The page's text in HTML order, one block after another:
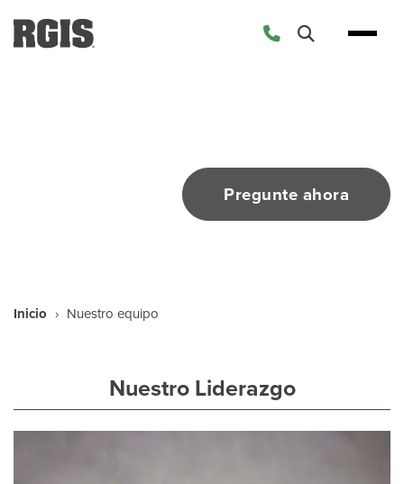
content
Pregunte ahora
Inicio › Nuestro equipo
Nuestro Liderazgo